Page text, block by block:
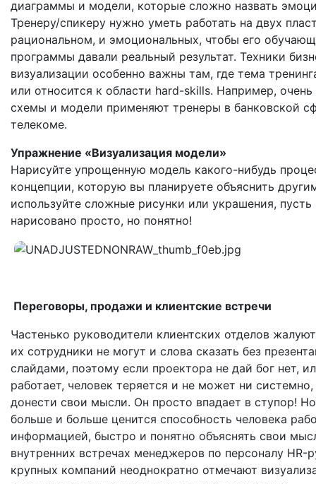
диаграммы и модели, которые сложно назвать
Тренеру/спикеру нужно уметь работать на двух
рациональном, и эмоциональных, чтобы его
программы давали реальный результат. Техники
визуализации особенно важны там, где тема
или относится к области hard-skills. Например, очень
схемы и модели применяют тренеры в банковской
телекоме.
Упражнение «Визуализация модели»
Нарисуйте упрощенную модель какого-нибудь
концепции, которую вы планируете объяснить
используйте сложные рисунки или украшения, пусть
нарисовано просто, но понятно!
Переговоры, продажи и клиентские встречи
Частенько руководители клиентских отделов
их сотрудники не могут и слова сказать без
слайдами, поэтому если проектора не дай бог нет,
работает, человек теряется и не может ни
донести свои мысли. Он просто впадает в ступор!
больше и больше ценится способность человека
информацией, быстро и понятно объяснять свои
внутренних встречах менеджеров по персоналу HR-
крупных компаний неоднократно отмечают